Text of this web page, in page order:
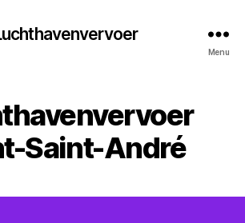
Menu
Saint-André